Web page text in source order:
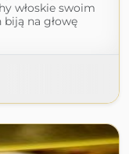
włoskie swoim
na głowę